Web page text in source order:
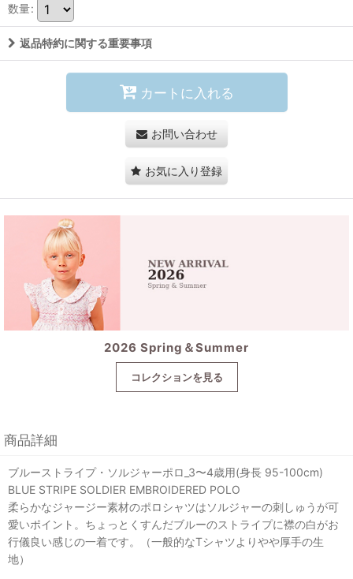
数量:
返品特約に関する重要事項
カートに入れる
お問い合わせ
お気に入り登録
2026 Spring＆Summer
コレクションを見る
商品詳細
ブルーストライプ・ソルジャーポロ_3〜4歳用(身長 95-100cm)
BLUE STRIPE SOLDIER EMBROIDERED POLO
柔らかなジャージー素材のポロシャツはソルジャーの刺しゅうが可
愛いポイント。ちょっとくすんだブルーのストライプに襟の白がお
行儀良い感じの一着です。（一般的なTシャツよりやや厚手の生
地）